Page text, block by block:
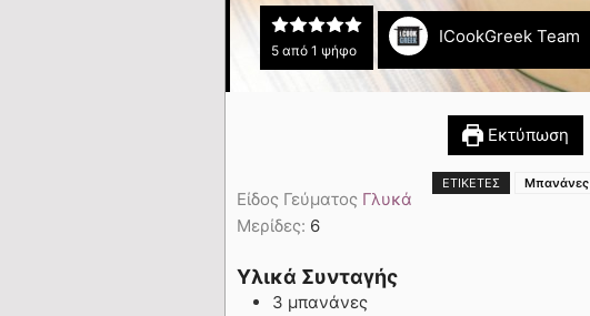
5από 1 ψήφο
ICookGreek Team
Εκτύπωση
Είδος Γεύματος Γλυκά
ΕΤΙΚΈΤΕΣ Μπανάνες
Μερίδες: 6
Υλικά Συνταγής
3 μπανάνες